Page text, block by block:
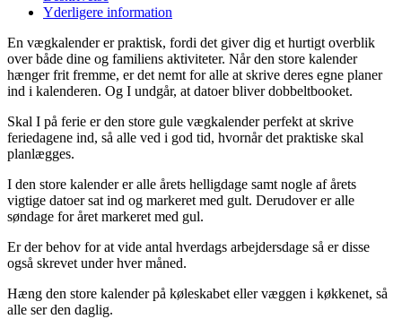
Yderligere information
En vægkalender er praktisk, fordi det giver dig et hurtigt overblik
over både dine og familiens aktiviteter. Når den store kalender
hænger frit fremme, er det nemt for alle at skrive deres egne planer
ind i kalenderen. Og I undgår, at datoer bliver dobbeltbooket.
Skal I på ferie er den store gule vægkalender perfekt at skrive
feriedagene ind, så alle ved i god tid, hvornår det praktiske skal
planlægges.
I den store kalender er alle årets helligdage samt nogle af årets
vigtige datoer sat ind og markeret med gult. Derudover er alle
søndage for året markeret med gul.
Er der behov for at vide antal hverdags arbejdersdage så er disse
også skrevet under hver måned.
Hæng den store kalender på køleskabet eller væggen i køkkenet, så
alle ser den daglig.